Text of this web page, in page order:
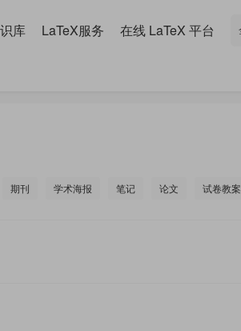
库 LaTeX服务 在线 LaTeX 平台
期刊 学术海报 笔记 论文 试卷教案